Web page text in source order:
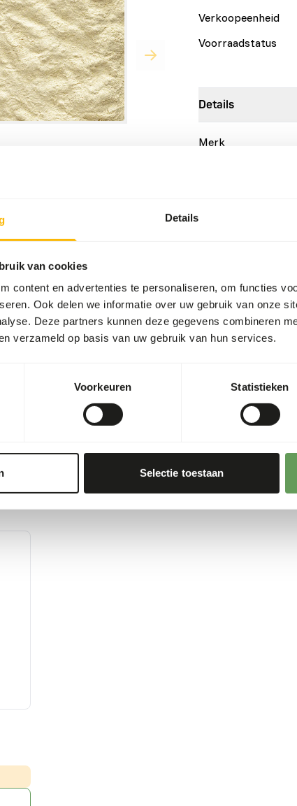
Details
van cookies
content en advertenties te personaliseren, om functies
Ook delen we informatie over uw gebruik van onze
Deze partners kunnen deze gegevens combineren
verzameld op basis van uw gebruik van hun services.
Voorkeuren Statistieken
Selectie toestaan
cockatoos, large
protein requrement.
all the nutrients your baby-
healthy young birds. Can be
enzymes and organic
worldwide by ornithological
Verkoopeenheid
Voorraadstatus
Details
Merk
Administer a